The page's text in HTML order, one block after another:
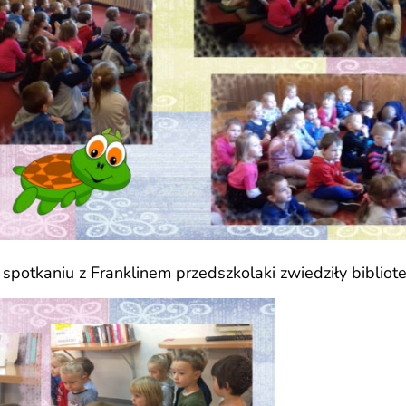
z Franklinem przedszkolaki zwiedziły